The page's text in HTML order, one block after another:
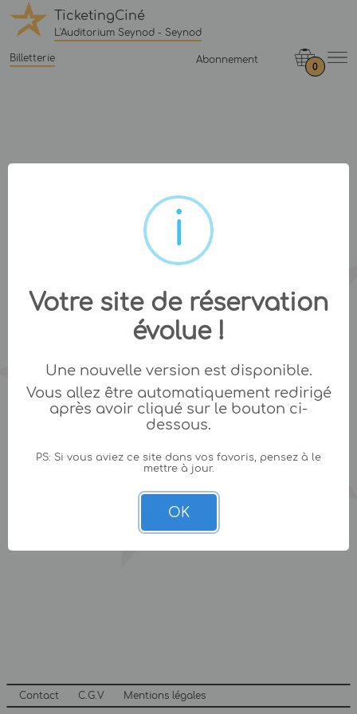
TicketingCiné
L'Auditorium Seynod - Seynod
Billetterie Abonnement
0
Contact C.G.V Mentions légales
Votre site de réservation
évolue !
Une nouvelle version est disponible.
Vous allez être automatiquement redirigé
après avoir cliqué sur le bouton ci-
dessous.
PS: Si vous aviez ce site dans vos favoris, pensez à le
mettre à jour.
OK